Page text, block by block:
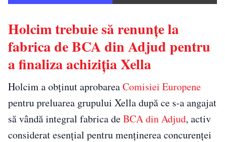
Holcim trebuie să renunțe la
fabrica de BCA din Adjud pentru
a finaliza achiziția Xella
Holcim a obținut aprobareaComisiei Europene
pentru preluarea grupului Xella după ce s-a angajat
să vândă integral fabrica deBCA din Adjud, activ
considerat esențial pentru menținerea concurenței